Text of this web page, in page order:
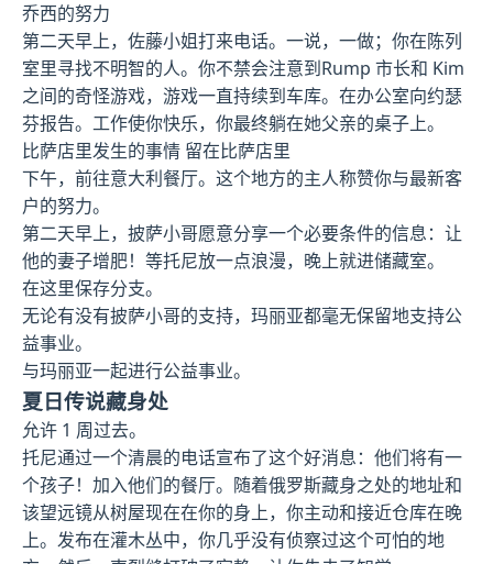
乔西的努力
第二天早上，佐藤小姐打来电话。一说，一做；你在陈列
室里寻找不明智的人。你不禁会注意到Rump 市长和 Kim
之间的奇怪游戏，游戏一直持续到车库。在办公室向约瑟
芬报告。工作使你快乐，你最终躺在她父亲的桌子上。
比萨店里发生的事情 留在比萨店里
下午，前往意大利餐厅。这个地方的主人称赞你与最新客
户的努力。
第二天早上，披萨小哥愿意分享一个必要条件的信息：让
他的妻子增肥！等托尼放一点浪漫，晚上就进储藏室。
在这里保存分支。
无论有没有披萨小哥的支持，玛丽亚都毫无保留地支持公
益事业。
与玛丽亚一起进行公益事业。
夏日传说藏身处
允许 1 周过去。
托尼通过一个清晨的电话宣布了这个好消息：他们将有一
个孩子！加入他们的餐厅。随着俄罗斯藏身之处的地址和
该望远镜从树屋现在在你的身上，你主动和接近仓库在晚
上。发布在灌木丛中，你几乎没有侦察过这个可怕的地